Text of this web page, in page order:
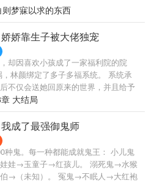
！ 张启山：白则的高度我永远达不
佛爷确实打不过白则！ 九门：我们愿为
家开始没落，陷入内乱，九门之间明
带着张起灵强势归来……
梦寐以求的东西
娇靠生子被大佬独宠
却因喜欢小孩成了一家福利院的院
林颜绑定了多子多福系统。 系统承
不仅会送她回原来的世界，并且给予
一辈子没有拥有过亲生孩子的林颜只
答应了。 起初，他们只是利用她，后
渐沦陷。 太后向来看不惯那爬了龙床
身被爆，小宫女扶摇直上成了宫中团
哀家的千年人参拿来补补身子！” 东宫
子之位岌岌可危。数月之后，太子带
婴儿上了大殿，帝王大喜，竟在朝堂
。 太子∶“乖乖，我这颗心只为你跳
大结局
成了最强御鬼师
种鬼。每一种都能成就鬼王： 小儿鬼
娃→玉童子→红孩儿。 溺死鬼→水猴
→（未知）。 冤鬼→不眠人→大红袍